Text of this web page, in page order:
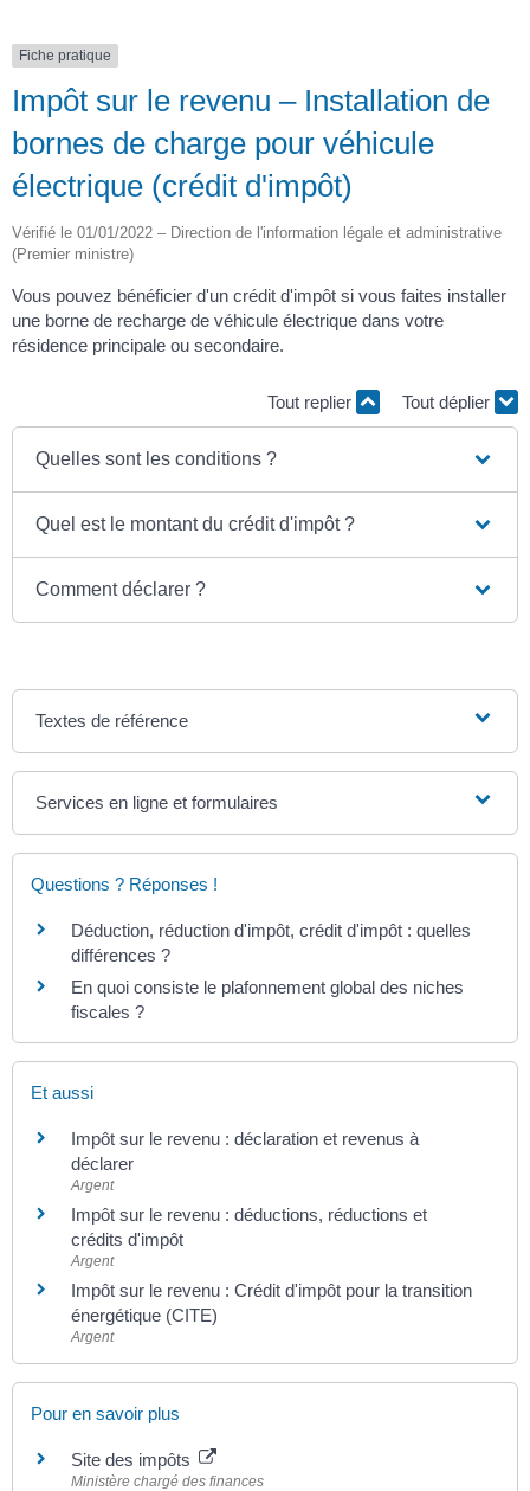
Fiche pratique
Impôt sur le revenu – Installation de
bornes de charge pour véhicule
électrique (crédit d'impôt)
Vérifié le 01/01/2022 – Direction de l'information légale et administrative
(Premier ministre)
Vous pouvez bénéficier d'un crédit d'impôt si vous faites installer
une borne de recharge de véhicule électrique dans votre
résidence principale ou secondaire.
Tout replier Tout déplier
Quelles sont les conditions ?
Quel est le montant du crédit d'impôt ?
Comment déclarer ?
Textes de référence
Services en ligne et formulaires
Questions ? Réponses !
Déduction, réduction d'impôt, crédit d'impôt : quelles
différences ?
En quoi consiste le plafonnement global des niches
fiscales ?
Et aussi
Impôt sur le revenu : déclaration et revenus à
déclarer
Argent
Impôt sur le revenu : déductions, réductions et
crédits d'impôt
Argent
Impôt sur le revenu : Crédit d'impôt pour la transition
énergétique (CITE)
Argent
Pour en savoir plus
Site des impôts
Ministère chargé des finances